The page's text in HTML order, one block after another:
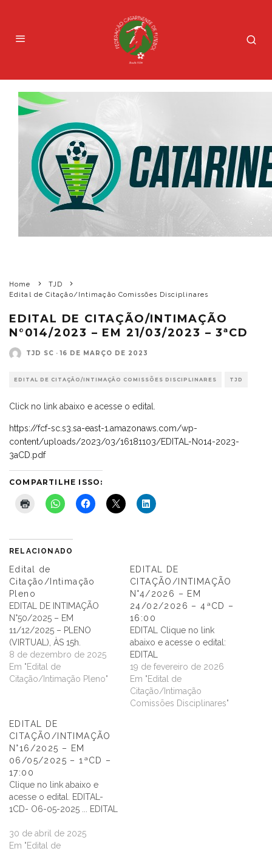
Home
TJD
Edital de Citação/Intimação Comissões Disciplinares
EDITAL DE CITAÇÃO/INTIMAÇÃO
N°014/2023 – EM 21/03/2023 – 3ªCD
TJD SC · 16 DE MARÇO DE 2023
EDITAL DE CITAÇÃO/INTIMAÇÃO COMISSÕES DISCIPLINARES TJD
Click no link abaixo e acesse o edital.
https://fcf-sc.s3.sa-east-1.amazonaws.com/wp-
content/uploads/2023/03/16181103/EDITAL-N014-2023-
3aCD.pdf
COMPARTILHE ISSO:
RELACIONADO
Edital de
Citação/Intimação
Pleno
EDITAL DE INTIMAÇÃO
N°50/2025 – EM
11/12/2025 – PLENO
(VIRTUAL), ÀS 15h.
8 de dezembro de 2025
Em "Edital de
Citação/Intimação Pleno"
EDITAL DE
CITAÇÃO/INTIMAÇÃO
N°4/2026 – EM
24/02/2026 – 4ªCD –
16:00
EDITAL Clique no link
abaixo e acesse o edital:
EDITAL
19 de fevereiro de 2026
Em "Edital de
Citação/Intimação
Comissões Disciplinares"
EDITAL DE
CITAÇÃO/INTIMAÇÃO
N°16/2025 – EM
06/05/2025 – 1ªCD –
17:00
Clique no link abaixo e
acesse o edital. EDITAL-
1CD- O6-05-2025 ... EDITAL
30 de abril de 2025
Em "Edital de